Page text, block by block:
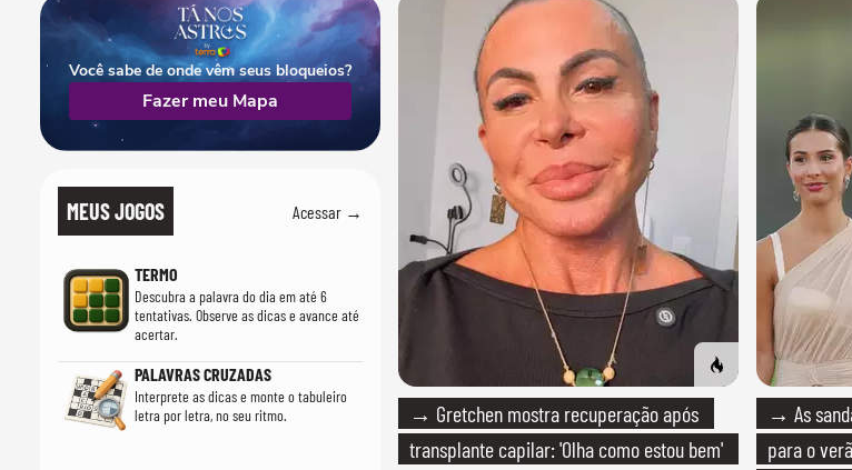
MEUS JOGOS Acessar →
TERMO
Descubra a palavra do dia em até 6
tentativas. Observe as dicas e avance até
acertar.
PALAVRAS CRUZADAS
Interprete as dicas e monte o tabuleiro
letra por letra, no seu ritmo.
→ Gretchen mostra recuperação após
transplante capilar: 'Olha como estou bem'
→ As
para o
Você sabe de onde vêm seus bloqueios?
Fazer meu Mapa